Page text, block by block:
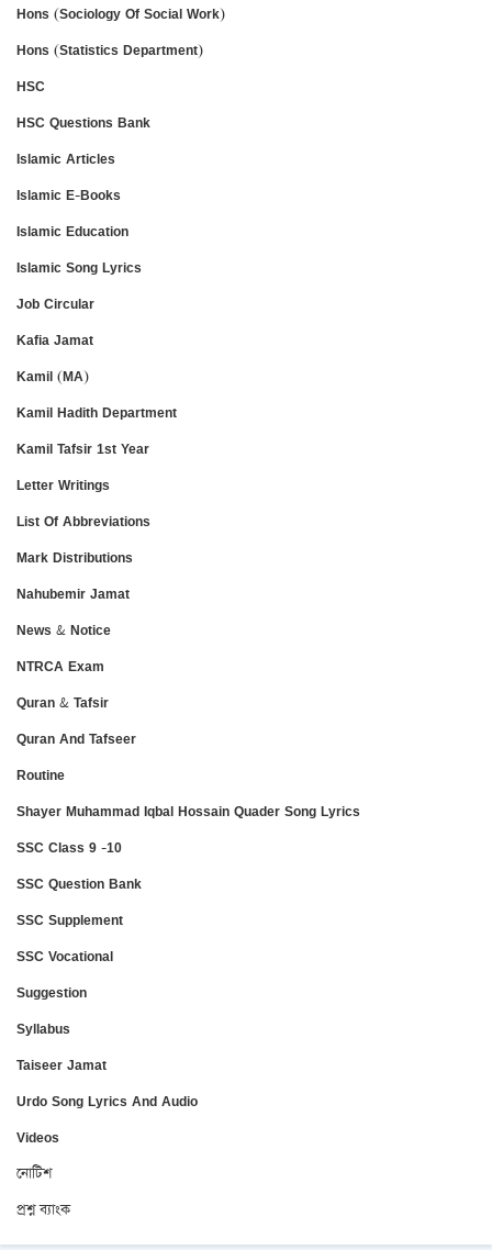
Hons (Sociology Of Social Work)
Hons (Statistics Department)
HSC
HSC Questions Bank
Islamic Articles
Islamic E-Books
Islamic Education
Islamic Song Lyrics
Job Circular
Kafia Jamat
Kamil (MA)
Kamil Hadith Department
Kamil Tafsir 1st Year
Letter Writings
List Of Abbreviations
Mark Distributions
Nahubemir Jamat
News & Notice
NTRCA Exam
Quran & Tafsir
Quran And Tafseer
Routine
Shayer Muhammad Iqbal Hossain Quader Song Lyrics
SSC Class 9 -10
SSC Question Bank
SSC Supplement
SSC Vocational
Suggestion
Syllabus
Taiseer Jamat
Urdo Song Lyrics And Audio
Videos
নোটিশ
প্রশ্ন ব্যাংক